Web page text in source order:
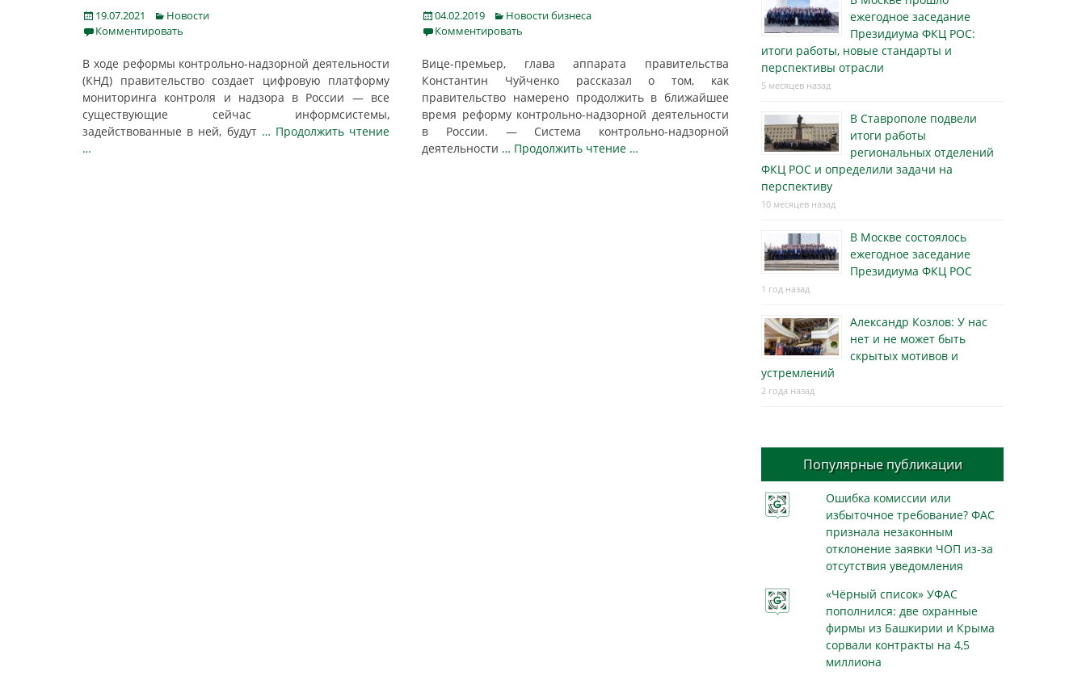
Posted
on
19.07.2021 Categories
Новости
Комментировать
В ходе реформы контрольно-надзорной деятельности
(КНД) правительство создает цифровую платформу
мониторинга контроля и надзора в России — все
существующие сейчас информсистемы,
задействованные в ней, будут … Продолжить чтение
…
Posted
on
04.02.2019 Categories
Новости бизнеса
Комментировать
Вице-премьер, глава аппарата правительства
Константин Чуйченко рассказал о том, как
правительство намерено продолжить в ближайшее
время реформу контрольно-надзорной деятельности
в России. — Система контрольно-надзорной
деятельности … Продолжить чтение …
ежегодное заседание
Президиума ФКЦ РОС:
итоги работы, новые стандарты и
перспективы отрасли
5 месяцев назад
В Ставрополе подвели
итоги работы
региональных отделений
ФКЦ РОС и определили задачи на
перспективу
10 месяцев назад
В Москве состоялось
ежегодное заседание
Президиума ФКЦ РОС
1 год назад
Александр Козлов: У нас
нет и не может быть
скрытых мотивов и
устремлений
2 года назад
Популярные публикации
Ошибка комиссии или
избыточное требование? ФАС
признала незаконным
отклонение заявки ЧОП из-за
отсутствия уведомления
«Чёрный список» УФАС
пополнился: две охранные
фирмы из Башкирии и Крыма
сорвали контракты на 4,5
миллиона